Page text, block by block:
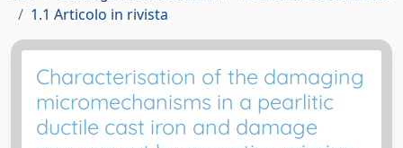
1.1 Articolo in rivista
Characterisation of the damaging
micromechanisms in a pearlitic
ductile cast iron and damage